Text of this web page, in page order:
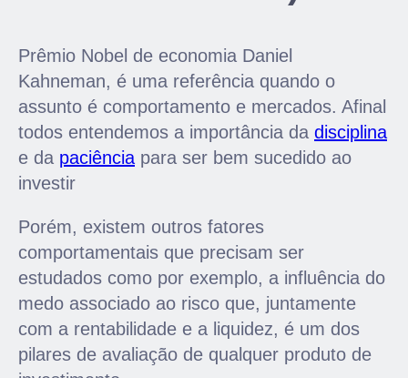
Prêmio Nobel de economia Daniel
Kahneman, é uma referência quando o
assunto é comportamento e mercados. Afinal
todos entendemos a importância da disciplina
e da paciência para ser bem sucedido ao
investir
Porém, existem outros fatores
comportamentais que precisam ser
estudados como por exemplo, a influência do
medo associado ao risco que, juntamente
com a rentabilidade e a liquidez, é um dos
pilares de avaliação de qualquer produto de